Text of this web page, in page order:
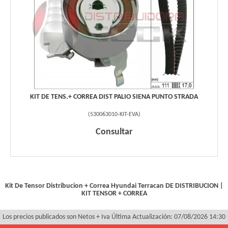
KIT DE TENS.+ CORREA DIST PALIO SIENA PUNTO STRADA
(530063010-KIT-EVA)
Consultar
Kit De Tensor Distribucion + Correa Hyundai Terracan DE DISTRIBUCION|
KIT TENSOR + CORREA
Los precios publicados son Netos + Iva Última Actualización: 07/08/2026 14:30